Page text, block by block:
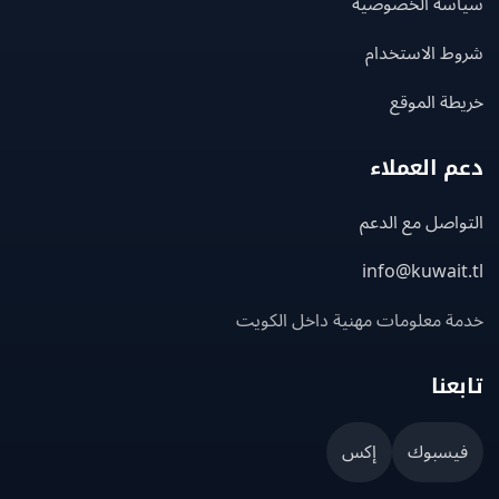
الاستخدام
الموقع
العملاء
مع الدعم
معلومات مهنية داخل الكويت
إكس